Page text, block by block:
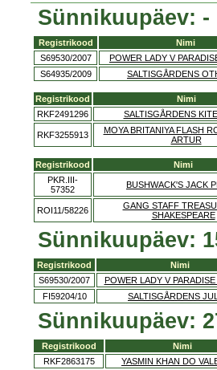
Sünnikuupäev: -
Registrikood Nimi
S69530/2007
POWER LADY V
S64935/2009
SALTISGÅRDENS
Registrikood Nimi
RKF2491296
SALTISGÅRDENS
RKF3255913
MOYA BRITANIYA FLASH
ARTUR
Registrikood Nimi
PKR.III-
57352
BUSHWACK'S JACK
ROI11/58226
GANG STAFF
SHAKESPEARE
Sünnikuupäev:
Registrikood Nimi
S69530/2007
POWER LADY V
FI59204/10
SALTISGÅRDENS
Sünnikuupäev:
Registrikood Nimi
RKF2863175
YASMIN KHAN DO